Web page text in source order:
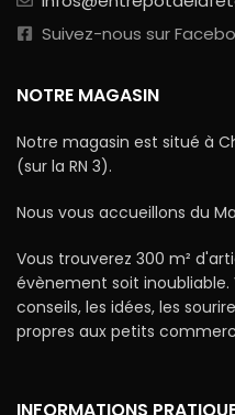
Suivez-nous sur
NOTRE MAGASIN
Notre magasin est situé à
(sur la RN 3).
Nous vous accueillons du
Vous trouverez 300 m²
évènement soit inoubliable.
conseils, les idées, les
propres aux petits